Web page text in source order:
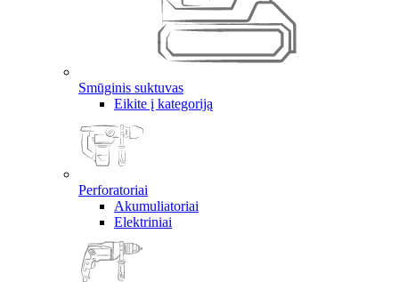
Smūginis suktuvas
Eikite į kategoriją
Perforatoriai
Akumuliatoriai
Elektriniai